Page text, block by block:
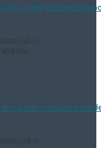
din piele naturala
Adaugă in
Wishlist
piele naturala
Adaugă in